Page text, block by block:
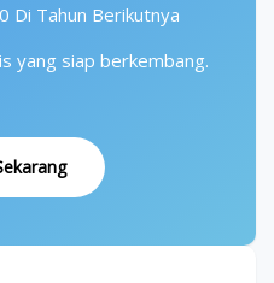
Di Tahun Berikutnya
yang siap berkembang.